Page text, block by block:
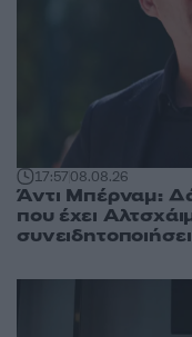
17:5708.08.26
Άντι Μπέρναμ:
που έχει